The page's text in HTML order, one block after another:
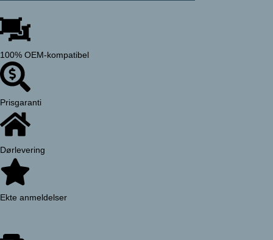
100% OEM-kompatibel
Prisgaranti
Dørlevering
Ekte anmeldelser